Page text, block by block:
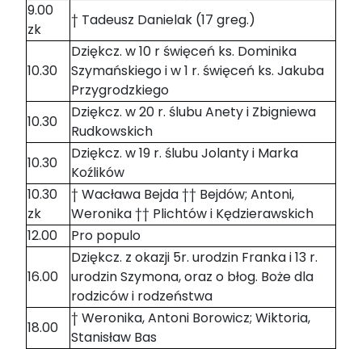
9.00
zk
† Tadeusz Danielak (17 greg.)
10.30
Dziękcz. w 10 r święceń ks. Dominika
Szymańskiego i w 1 r. święceń ks. Jakuba
Przygrodzkiego
10.30
Dziękcz. w 20 r. ślubu Anety i Zbigniewa
Rudkowskich
10.30
Dziękcz. w 19 r. ślubu Jolanty i Marka
Koźlików
10.30
zk
† Wacława Bejda †† Bejdów; Antoni,
Weronika †† Plichtów i Kędzierawskich
12.00
Pro populo
16.00
Dziękcz. z okazji 5r. urodzin Franka i 13 r.
urodzin Szymona, oraz o błog. Boże dla
rodziców i rodzeństwa
18.00
† Weronika, Antoni Borowicz; Wiktoria,
Stanisław Bas